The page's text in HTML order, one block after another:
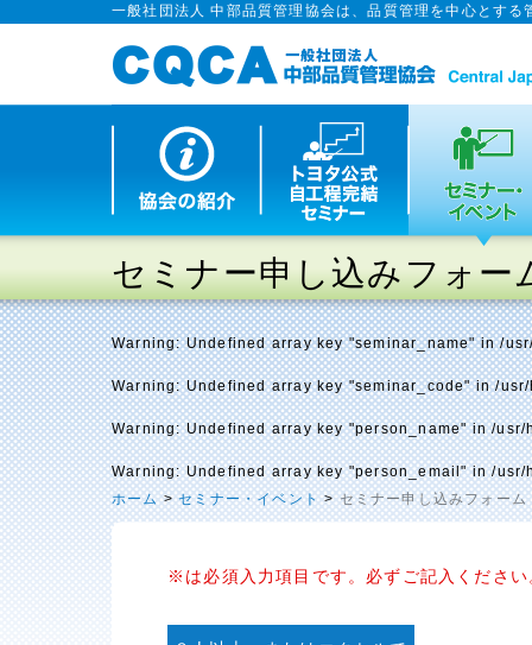
一般社団法人 中部品質管理協会は、品質管理を中心とす
セミナー申し込みフォー
Warning: Undefined array key "seminar_name" in/
Warning: Undefined array key "seminar_code" in/
Warning: Undefined array key "person_name" in/usr/
Warning: Undefined array key "person_email" in/usr/
ホーム>セミナー・イベント>セミナー申し込みフォーム
※は必須入力項目です。必ずご記入ください